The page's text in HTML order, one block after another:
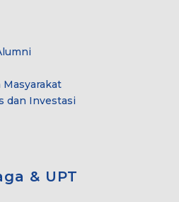
dan Investasi
& UPT